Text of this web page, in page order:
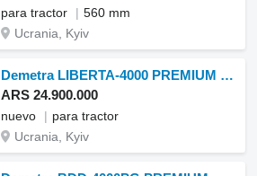
para tractor
560 mm
Ucrania, Kyiv
Demetra LIBERTA-4000 PREMIUM nuevo
ARS 24.900.000
nuevo
para tractor
Ucrania, Kyiv